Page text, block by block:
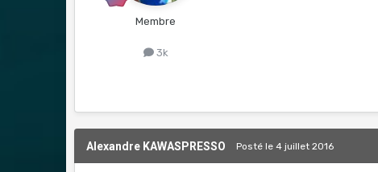
Membre
3k
Alexandre KAWASPRESSO Postéle 4 juillet 2016